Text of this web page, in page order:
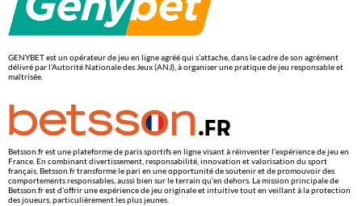
GENYBET est un opérateur de jeu en ligne agréé qui s’attache, dans le cadre de son agrément
délivré par l’Autorité Nationale des Jeux (ANJ), à organiser une pratique de jeu responsable et
maîtrisée.
Betsson.fr est une plateforme de paris sportifs en ligne visant à réinventer l’expérience de jeu en
France. En combinant divertissement, responsabilité, innovation et valorisation du sport
français, Betsson.fr transforme le pari en une opportunité de soutenir et de promouvoir des
comportements responsables, aussi bien sur le terrain qu’en dehors. La mission principale de
Betsson.fr est d’offrir une expérience de jeu originale et intuitive tout en veillant à la protection
des joueurs, particulièrement les plus jeunes.